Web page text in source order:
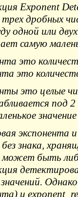
Exponent
трех дробных
одной или
самую
это
это
это целые
под
экспонента
знака,
может быть
и